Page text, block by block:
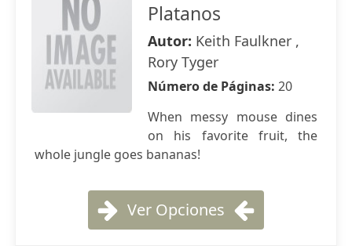
Platanos
Autor: Keith Faulkner ,
Rory Tyger
Número de Páginas: 20
When messy mouse dines
on his favorite fruit, the
whole jungle goes bananas!
Ver Opciones